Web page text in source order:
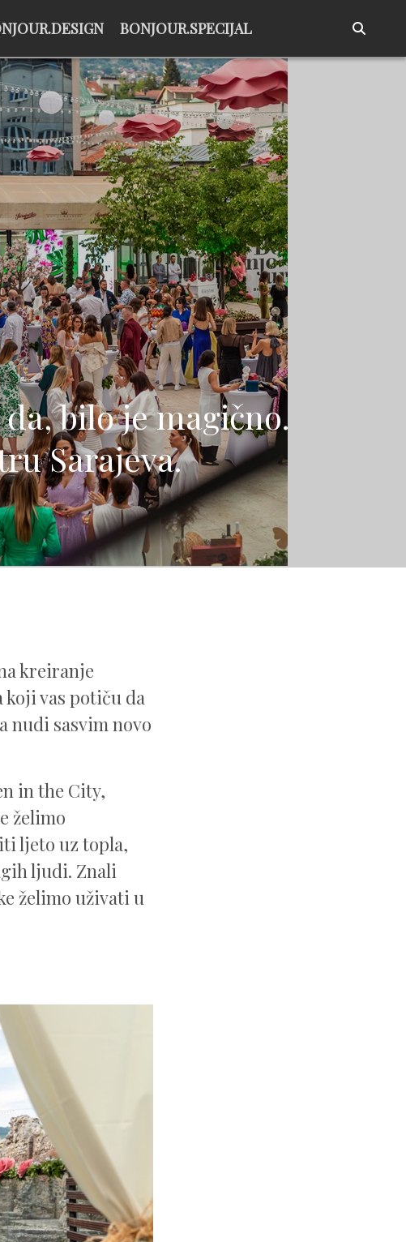
BONJOUR.SPECIJAL
bilo je magično.
Sarajeva.
kreiranje
koji vas potiču da
nudi sasvim novo
in the City,
želimo
ljeto uz topla,
ljudi. Znali
želimo uživati u